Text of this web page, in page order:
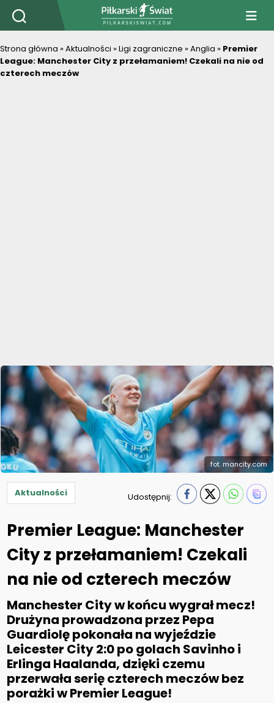
PiłkarskiSwiat.com
Strona główna »Aktualności »Ligi zagraniczne »Anglia » Premier
League: Manchester City z przełamaniem! Czekali na nie od
czterech meczów
fot. mancity.com
Aktualności Udostępnij:
Premier League: Manchester
City z przełamaniem! Czekali
na nie od czterech meczów
Manchester City w końcu wygrał mecz!
Drużyna prowadzona przez Pepa
Guardiolę pokonała na wyjeździe
Leicester City 2:0 po golach Savinho i
Erlinga Haalanda, dzięki czemu
przerwała serię czterech meczów bez
porażki w Premier League!